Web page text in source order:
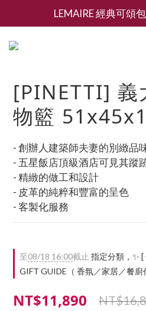
新會員募集現領抵
LEMAIRE 經典可頌
香氛 / 家居 / 餐廚 [ 全館折上
[PINETTI] 義
物籃
- 創辦人建築師夫妻的別緻品
- 五星飯店頂級酒店可見其蹤
- 精緻的做工和設計
- 皮革的純粹和豐富的呈色
- 客製化服務
至08/18 16:00截止 指定分類，✨ [
GIFT GUIDE（ 香氛／家居／餐廚
NT$11,890